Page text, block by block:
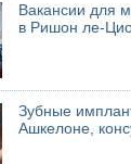
Вакансии для
в Ришон ле-
Зубные
Ашкелоне,